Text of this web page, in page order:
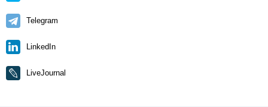
Telegram
LinkedIn
LiveJournal